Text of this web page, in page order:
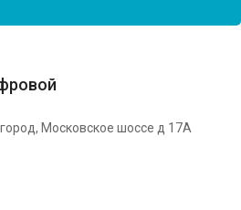
Московское шоссе д 17А